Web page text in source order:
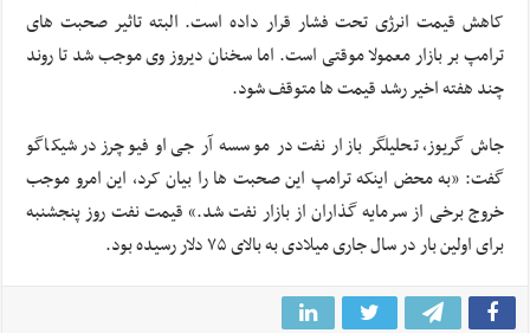
کاهش قیمت انرژی تحت فشار قرار داده است. البته تاثیر صحبت های
ترامپ بر بازار معمولا موقتی است. اما سخنان دیروز وی موجب شد تا روند
چند هفته اخیر رشد قیمت ها متوقف شود.
جاش گریوز، تحلیلگر بازار نفت در موسسه آر جی او فیوچرز در شیکاگو
گفت: «به محض اینکه ترامپ این صحبت ها را بیان کرد، این امرو موجب
خروج برخی از سرمایه گذاران از بازار نفت شد.» قیمت نفت روز پنجشنبه
برای اولین بار در سال جاری میلادی به بالای ۷۵ دلار رسیده بود.